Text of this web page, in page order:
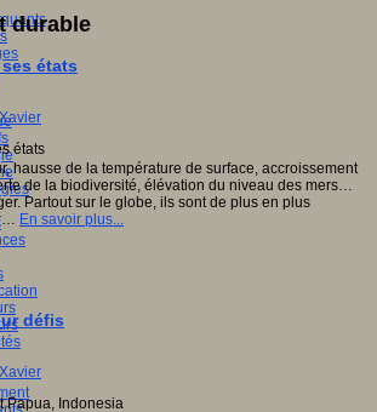
durable
états
hausse de la température de surface, accroissement
de la biodiversité, élévation du niveau des mers…
Partout sur le globe, ils sont de plus en plus
En savoir plus...
défis